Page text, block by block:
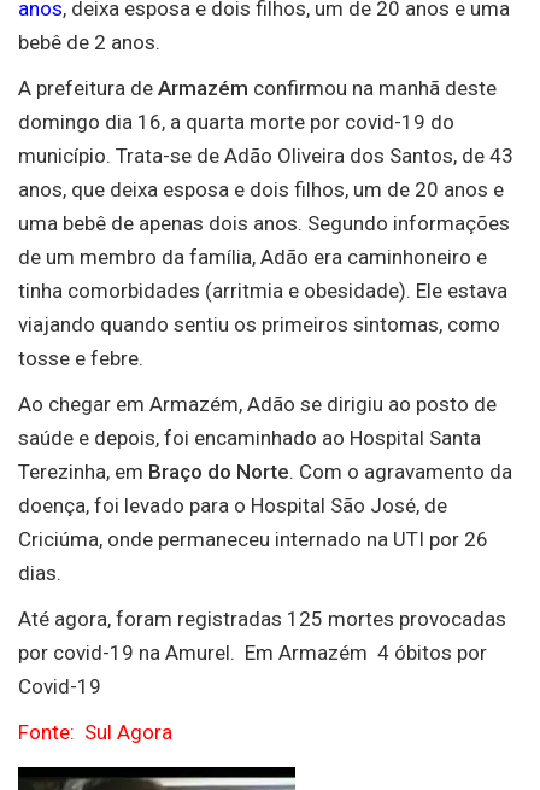
anos, deixa esposa e dois filhos, um de 20 anos e uma
bebê de 2 anos.
A prefeitura de Armazém confirmou na manhã deste
domingo dia 16, a quarta morte por covid-19 do
município. Trata-se de Adão Oliveira dos Santos, de 43
anos, que deixa esposa e dois filhos, um de 20 anos e
uma bebê de apenas dois anos. Segundo informações
de um membro da família, Adão era caminhoneiro e
tinha comorbidades (arritmia e obesidade). Ele estava
viajando quando sentiu os primeiros sintomas, como
tosse e febre.
Ao chegar em Armazém, Adão se dirigiu ao posto de
saúde e depois, foi encaminhado ao Hospital Santa
Terezinha, em Braço do Norte. Com o agravamento da
doença, foi levado para o Hospital São José, de
Criciúma, onde permaneceu internado na UTI por 26
dias.
Até agora, foram registradas 125 mortes provocadas
por covid-19 na Amurel. Em Armazém 4 óbitos por
Covid-19
Fonte: Sul Agora